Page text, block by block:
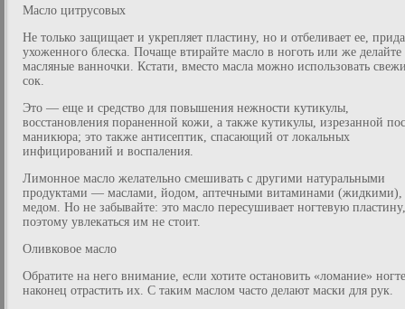
Масло цитрусовых
Не только защищает и укрепляет пластину, но и отбеливает ее,
ухоженного блеска. Почаще втирайте масло в ноготь или же делайте
масляные ванночки. Кстати, вместо масла можно использовать
сок.
Это — еще и средство для повышения нежности кутикулы,
восстановления пораненной кожи, а также кутикулы, изрезанной
маникюра; это также антисептик, спасающий от локальных
инфицирований и воспаления.
Лимонное масло желательно смешивать с другими натуральными
продуктами — маслами, йодом, аптечными витаминами (жидкими),
медом. Но не забывайте: это масло пересушивает ногтевую пластину,
поэтому увлекаться им не стоит.
Оливковое масло
Обратите на него внимание, если хотите остановить «ломание»
наконец отрастить их. С таким маслом часто делают маски для рук.